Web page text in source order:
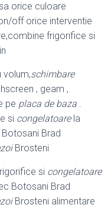
orice culoare
off orice interventie
frigorifice si
volum,schimbare
, geam ,
pe placa de baza .
si congelatoarela
Brad
Brosteni
si congelatoare
Botosani Brad
Brosteni alimentare